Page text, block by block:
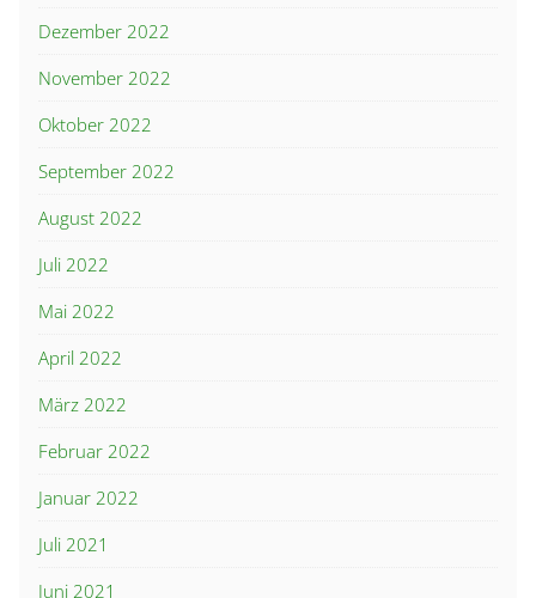
Dezember 2022
November 2022
Oktober 2022
September 2022
August 2022
Juli 2022
Mai 2022
April 2022
März 2022
Februar 2022
Januar 2022
Juli 2021
Juni 2021